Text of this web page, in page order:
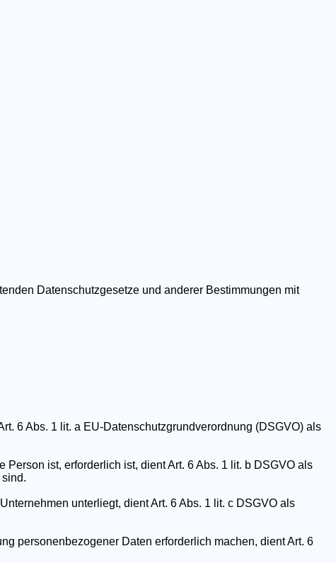
Datenschutzgesetze und anderer Bestimmungen mit
6 Abs. 1 lit. a EU-Datenschutzgrundverordnung (DSGVO) als
ist, erforderlich ist, dient Art. 6 Abs. 1 lit. b DSGVO als
unterliegt, dient Art. 6 Abs. 1 lit. c DSGVO als
personenbezogener Daten erforderlich machen, dient Art. 6